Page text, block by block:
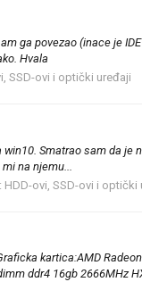
ga povezao (inace je
Hvala
SSD-ovi i optički uređaji
win10. Smatrao sam da
na njemu...
HDD-ovi, SSD-ovi i optički
kartica:AMD
ddr4 16gb 2666MHz